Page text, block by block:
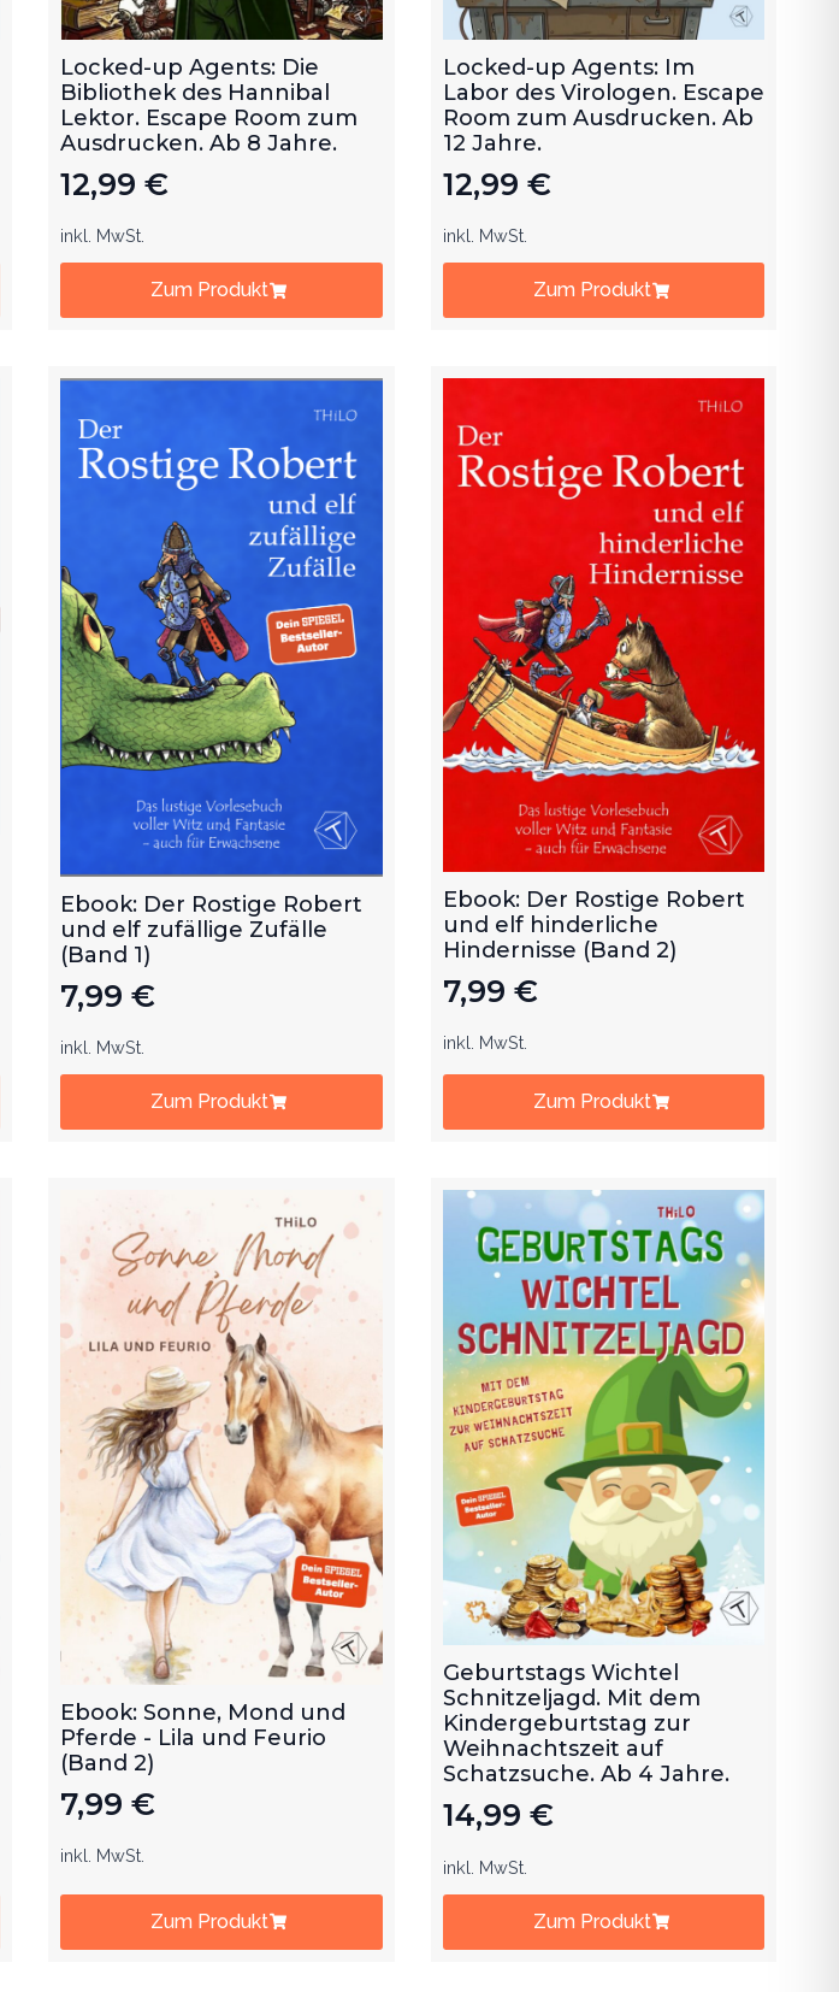
Locked-up Agents: Die
Bibliothek des Hannibal
Lektor. Escape Room zum
Ausdrucken. Ab 8 Jahre.
12,99 €
inkl. MwSt.
Zum Produkt
Locked-up Agents: Im
Labor des Virologen. Escape
Room zum Ausdrucken. Ab
12 Jahre.
12,99 €
inkl. MwSt.
Zum Produkt
Ebook: Der Rostige Robert
und elf zufällige Zufälle
(Band 1)
7,99 €
inkl. MwSt.
Zum Produkt
Ebook: Der Rostige Robert
und elf hinderliche
Hindernisse (Band 2)
7,99 €
inkl. MwSt.
Zum Produkt
Ebook: Sonne, Mond und
Pferde - Lila und Feurio
(Band 2)
7,99 €
inkl. MwSt.
Zum Produkt
Geburtstags Wichtel
Schnitzeljagd. Mit dem
Kindergeburtstag zur
Weihnachtszeit auf
Schatzsuche. Ab 4 Jahre.
14,99 €
inkl. MwSt.
Zum Produkt